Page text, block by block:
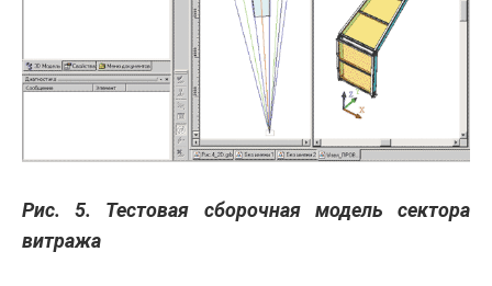
Рис. 5. Тестовая сборочная модель сектора
витража